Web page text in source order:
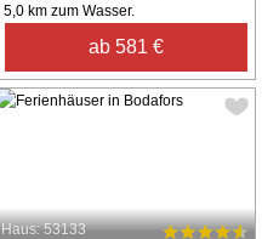
5,0 km zum Wasser.
ab 581 €
Haus: 53133